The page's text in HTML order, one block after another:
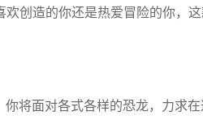
创造的你还是热爱冒险的你，
将面对各式各样的恐龙，力求在